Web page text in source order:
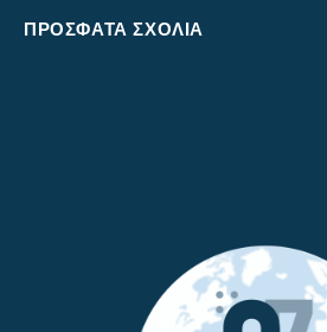
ΠΡΌΣΦΑΤΑ ΣΧΌΛΙΑ